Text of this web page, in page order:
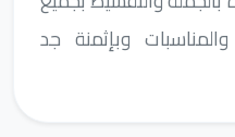
وبإثمنة جد